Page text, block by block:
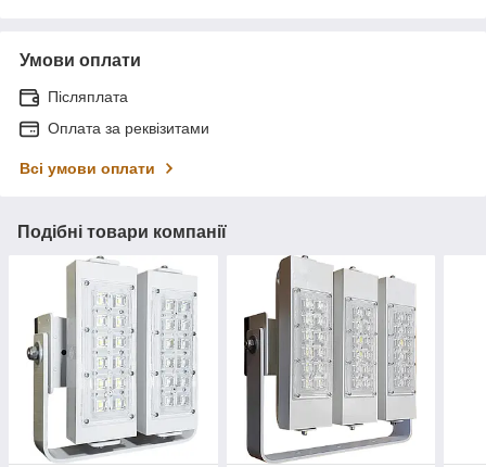
Умови оплати
Післяплата
Оплата за реквізитами
Всі умови оплати
Подібні товари компанії